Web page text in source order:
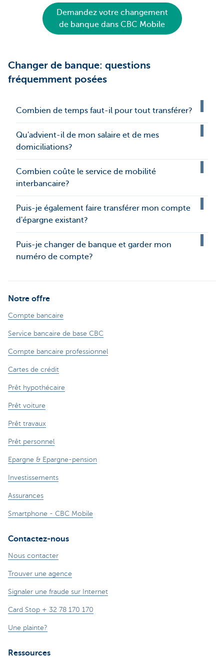
Demandez votre changement
de banque dans CBC Mobile
Changer de banque: questions
fréquemment posées
Combien de temps faut-il pour tout transférer?
Qu'advient-il de mon salaire et de mes
domiciliations?
Combien coûte le service de mobilité
interbancaire?
Puis-je également faire transférer mon compte
d'épargne existant?
Puis-je changer de banque et garder mon
numéro de compte?
Notre offre
Compte bancaire
Service bancaire de base CBC
Compte bancaire professionnel
Cartes de crédit
Prêt hypothécaire
Prêt voiture
Prêt travaux
Prêt personnel
Epargne & Epargne-pension
Investissements
Assurances
Smartphone - CBC Mobile
Contactez-nous
Nous contacter
Trouver une agence
Signaler une fraude sur Internet
Card Stop + 32 78 170 170
Une plainte?
Ressources